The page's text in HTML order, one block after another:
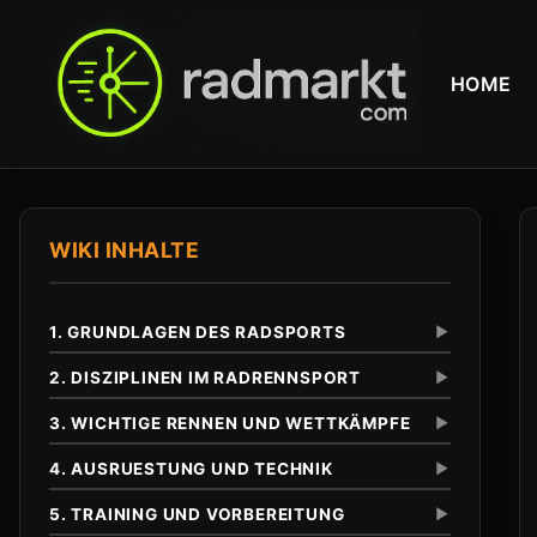
HOME
WIKI INHALTE
1. GRUNDLAGEN DES RADSPORTS ▼
Definition und Abgrenzung
Unterschied zu anderen Radsportarten
Anfaenge im 19. Jahrhundert
2. DISZIPLINEN IM RADRENNSPORT ▼
Eintagesrennen
Klassiker
3. WICHTIGE RENNEN UND WETTKÄMPFE ▼
Tour de France
4. AUSRUESTUNG UND TECHNIK ▼
5. TRAINING UND VORBEREITUNG ▼